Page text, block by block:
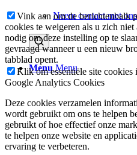
Neem contact met
Menu Menu
Vink aan om de berichtenbalk
cookies te weigeren als u zich
nodig om deze instelling op te
gevraagd wanneer u een nieuw
tabblad opent.
Klik om essentiële site cookies
Google Analytics Cookies
Deze cookies verzamelen
wordt gebruikt om ons te helpen
gebruikt of hoe effectief onze
te helpen onze website en
ervaring te verbeteren.